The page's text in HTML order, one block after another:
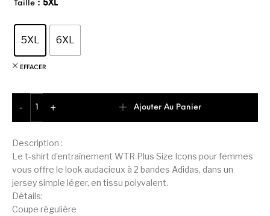
Description :
Le t-shirt d’entraînement WTR Plus Size Icons pour femmes
vous offre le look audacieux à 2 bandes Adidas, dans un
jersey simple léger, en tissu polyvalent.
Détails:
Coupe régulière
Taille : 5XL
5XL 6XL
EFFACER
-
+
Ajouter Au Panier